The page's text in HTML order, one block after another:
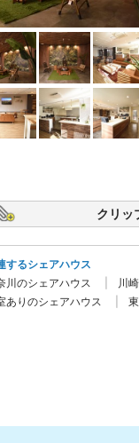
クリッ
するシェアハウス
川のシェアハウス
川
ありのシェアハウス